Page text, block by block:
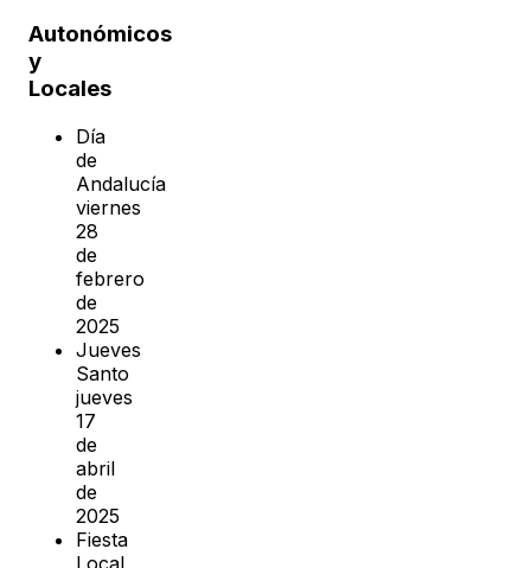
Autonómicos
y
Locales
Día
de
Andalucía
viernes
28
de
febrero
de
2025
Jueves
Santo
jueves
17
de
abril
de
2025
Fiesta
Local